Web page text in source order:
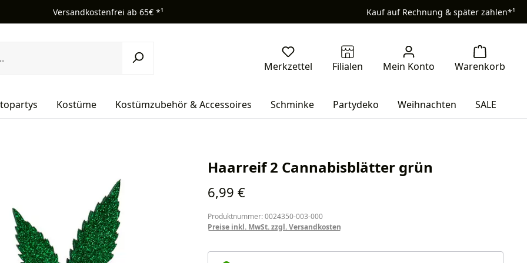
Versandkostenfrei ab 65€ *¹ Kauf auf Rechnung & später zahlen*¹
Kostüme Kostümzubehör & Accessoires Schminke Partydeko Weihnachten SALE
Haarreif 2 Cannabisblätter grün
Regulärer Preis:
6,99 €
Produktnummer: 0024350-003-000
Preise inkl. MwSt. zzgl. Versandkosten